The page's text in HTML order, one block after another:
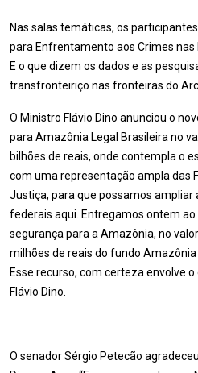
Nas salas temáticas, os
para Enfrentamento aos Crimes nas
E o que dizem os dados e as
transfronteiriço nas fronteiras do
O Ministro Flávio Dino anunciou o
para Amazônia Legal Brasileira no
bilhões de reais, onde contempla o
com uma representação ampla das
Justiça, para que possamos ampliar
federais aqui. Entregamos ontem ao
segurança para a Amazônia, no
milhões de reais do fundo
Esse recurso, com certeza envolve
Flávio Dino.
O senador Sérgio Petecão